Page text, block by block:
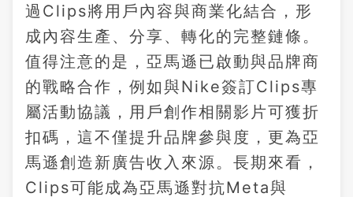
過Clips將用戶內容與商業化結合，形
成內容生產、分享、轉化的完整鏈條。
值得注意的是，亞馬遜已啟動與品牌商
的戰略合作，例如與Nike簽訂Clips專
屬活動協議，用戶創作相關影片可獲折
扣碼，這不僅提升品牌參與度，更為亞
馬遜創造新廣告收入來源。長期來看，
Clips可能成為亞馬遜對抗Meta與